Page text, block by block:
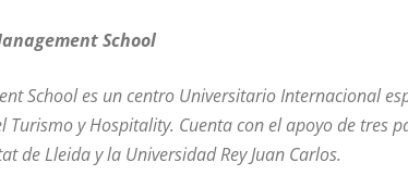
School
Schooles un centro Universitario Internacional
y Hospitality. Cuenta con el apoyo de tres
de Lleida y la Universidad Rey Juan Carlos.